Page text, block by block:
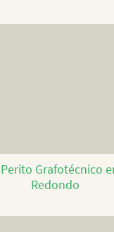
Grafotécnico
Redondo